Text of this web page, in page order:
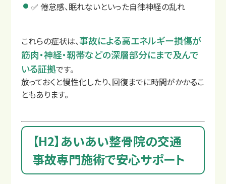
交通事故治療の基本
むちうちの症状と原因
✅ 倦怠感、眠れないといった自律神経の乱れ
これらの症状は、事故による高エネルギー損傷が
筋肉・神経・靭帯などの深層部分にまで及んで
いる証拠です。
放っておくと慢性化したり、回復までに時間がかかるこ
ともあります。
【H2】あいあい整骨院の交通
事故専門施術で安心サポート